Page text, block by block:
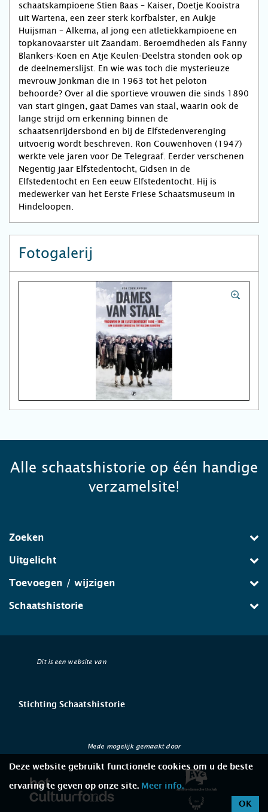
schaatskampioene Stien Baas – Kaiser, Doetje Kooistra
uit Wartena, een zeer sterk korfbalster, en Aukje
Huijsman – Alkema, al jong een atletiekkampioene en
topkanovaarster uit Zaandam. Beroemdheden als Fanny
Blankers-Koen en Atje Keulen-Deelstra stonden ook op
de deelnemerslijst. En wie was toch die mysterieuze
mevrouw Jonkman die in 1963 tot het peloton
behoorde? Over al die sportieve vrouwen die sinds 1890
van start gingen, gaat Dames van staal, waarin ook de
lange strijd om erkenning binnen de
schaatsenrijdersbond en bij de Elfstedenverenging
uitvoerig wordt beschreven. Ron Couwenhoven (1947)
werkte vele jaren voor De Telegraaf. Eerder verschenen
Negentig jaar Elfstedentocht, Gidsen in de
Elfstedentocht en Een eeuw Elfstedentocht. Hij is
medewerker van het Eerste Friese Schaatsmuseum in
Hindeloopen.
Fotogalerij
Alle schaatshistorie op één handige
verzamelsite!
Zoeken
Uitgelicht
Toevoegen / wijzigen
Schaatshistorie
Dit is een website van
Stichting Schaatshistorie
Mede mogelijk gemaakt door
Deze website gebruikt functionele cookies om u de beste
ervaring te geven op onze site. Meer info.
OK